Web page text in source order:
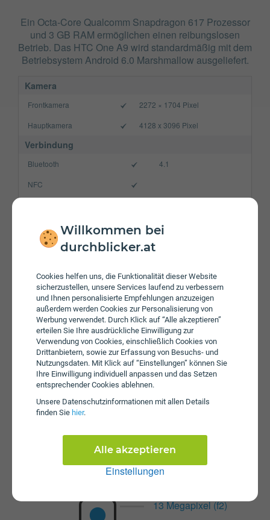
Willkommen bei
durchblicker.at
Cookies helfen uns, die Funktionalität dieser Website
sicherzustellen, unsere Services laufend zu verbessern
und Ihnen personalisierte Empfehlungen anzuzeigen
außerdem werden Cookies zur Personalisierung von
Werbung verwendet. Durch Klick auf “Alle akzeptieren”
erteilen Sie Ihre ausdrückliche Einwilligung zur
Verwendung von Cookies, einschließlich Cookies von
Drittanbietern, sowie zur Erfassung von Besuchs- und
Nutzungsdaten. Mit Klick auf “Einstellungen” können Sie
Ihre Einwilligung individuell anpassen und das Setzen
entsprechender Cookies ablehnen.
Unsere Daten­schutz­informationen mit allen Details
finden Sie hier.
Einstellungen
Alle akzeptieren
Ein Octa-Core Qualcomm Snapdragon 617 Prozessor
und 3 GB RAM ermöglichen einen reibungslosen
Betrieb. Das HTC One A9 wird standardmäßig mit dem
Betriebsystem Android 6.0 Marshmallow ausgeliefert.
Kamera
Frontkamera
2272 × 1704 Pixel
Hauptkamera
4128 x 3096 Pixel
Verbindung
Bluetooth
4.1
NFC
Gerät
Akku
2150 mAh
Betriebssystem
Android 6.0 Marshmallow
Prozessor
Octa-Core
Arbeitsspeicher
3 GB
SIM-Karte
Nano-SIM
Größe (H x B x T)
145.8 x 70.8 x 7.3 mm
Gewicht
143g
Display
Pixel per Inch
441 ppi
1080 x 1920 Pixel
13 Megapixel (f2)